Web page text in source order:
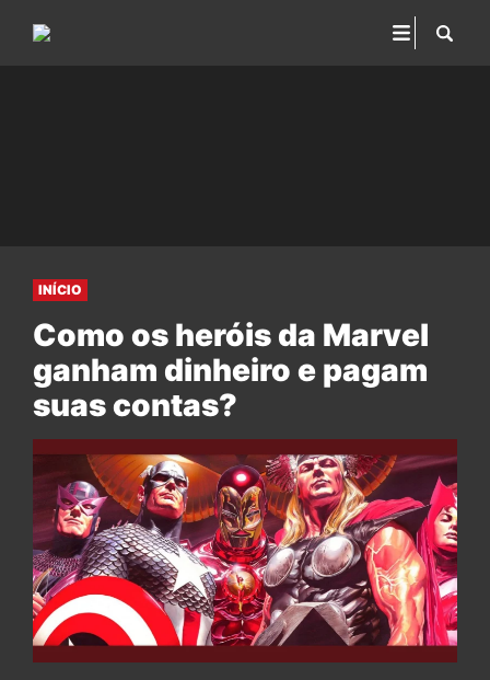
INÍCIO
Como os heróis da Marvel
ganham dinheiro e pagam
suas contas?